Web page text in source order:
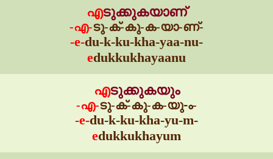
എടുക്കുകയാണ്
-എ-ടു-ക്-കു-ക-യാ-ണ്-
-e-du-k-ku-kha-yaa-nu-
edukkukhayaanu
എടുക്കുകയും
-എ-ടു-ക്-കു-ക-യു-ം-
-e-du-k-ku-kha-yu-m-
edukkukhayum